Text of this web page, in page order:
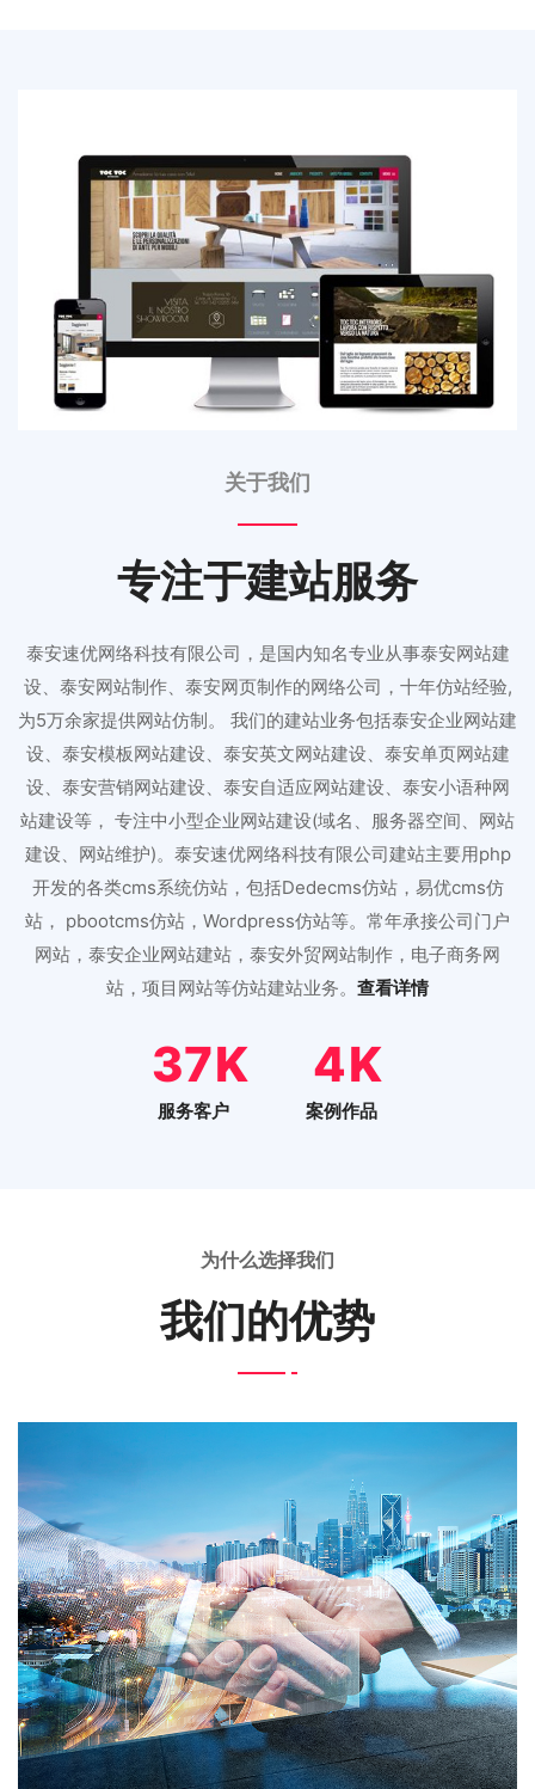
关于我们
专注于建站服务
泰安速优网络科技有限公司，是国内知名专业从事泰安网站建
设、泰安网站制作、泰安网页制作的网络公司，十年仿站经验,
为5万余家提供网站仿制。 我们的建站业务包括泰安企业网站建
设、泰安模板网站建设、泰安英文网站建设、泰安单页网站建
设、泰安营销网站建设、泰安自适应网站建设、泰安小语种网
站建设等， 专注中小型企业网站建设(域名、服务器空间、网站
建设、网站维护)。泰安速优网络科技有限公司建站主要用php
开发的各类cms系统仿站，包括Dedecms仿站，易优cms仿
站， pbootcms仿站，Wordpress仿站等。常年承接公司门户
网站，泰安企业网站建站，泰安外贸网站制作，电子商务网
站，项目网站等仿站建站业务。 查看详情
46
服务客户
5
案例作品
为什么选择我们
我们的优势